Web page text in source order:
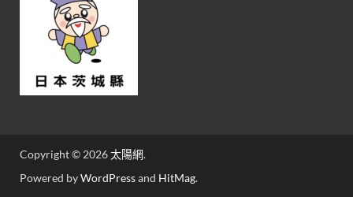
Copyright © 2026太陽網.
Powered byWordPressand HitMag.